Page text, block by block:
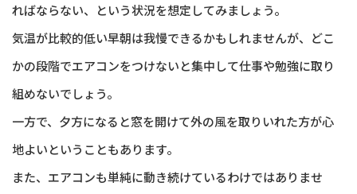
ればならない、という状況を想定してみましょう。
気温が比較的低い早朝は我慢できるかもしれませんが、どこ
かの段階でエアコンをつけないと集中して仕事や勉強に取り
組めないでしょう。
一方で、夕方になると窓を開けて外の風を取りいれた方が心
地よいということもあります。
また、エアコンも単純に動き続けているわけではありませ